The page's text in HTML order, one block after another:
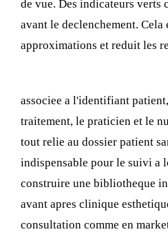
de vue. Des indicateurs
avant le declenchement. Cela
approximations et reduit les
associee a l'identifiant
traitement, le praticien et le
tout relie au dossier patient
indispensable pour le suivi a
construire une bibliotheque
avant apres clinique
consultation comme en